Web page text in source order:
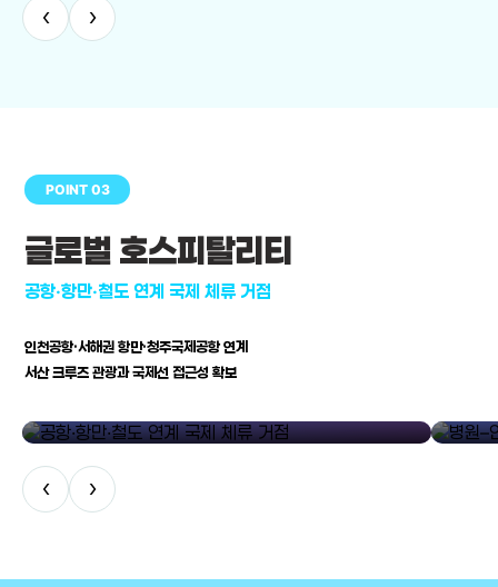
‹ ›
POINT 03
글로벌 호스피탈리티
공항·항만·철도 연계 국제 체류 거점
인천공항·서해권 항만·청주국제공항 연계
서산 크루즈 관광과 국제선 접근성 확보
‹ ›